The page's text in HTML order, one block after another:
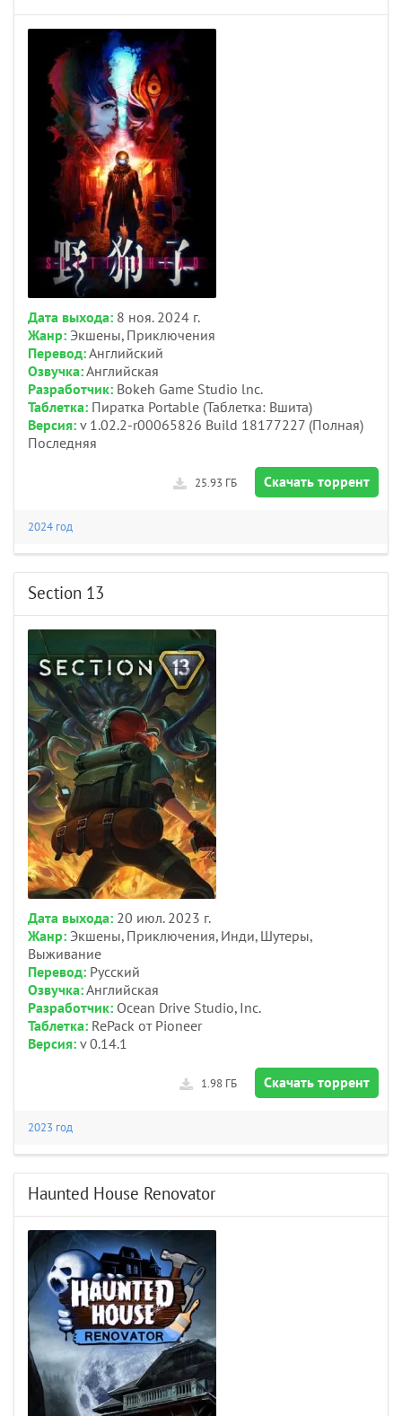
Дата выхода: 8 ноя. 2024 г.
Жанр: Экшены, Приключения
Перевод:Английский
Озвучка:Английская
Разработчик: Bokeh Game Studio lnc.
Таблетка: Пиратка Portable (Таблетка: Вшита)
Версия: v 1.02.2-r00065826 Build 18177227 (Полная)
Последняя
Скачать торрент
25.93 ГБ
2024 год
Section 13
Дата выхода: 20 июл. 2023 г.
Жанр: Экшены, Приключения, Инди, Шутеры,
Выживание
Перевод: Русский
Озвучка:Английская
Разработчик: Ocean Drive Studio, Inc.
Таблетка: RePack от Pioneer
Версия: v 0.14.1
Скачать торрент
1.98 ГБ
2023 год
Haunted House Renovator